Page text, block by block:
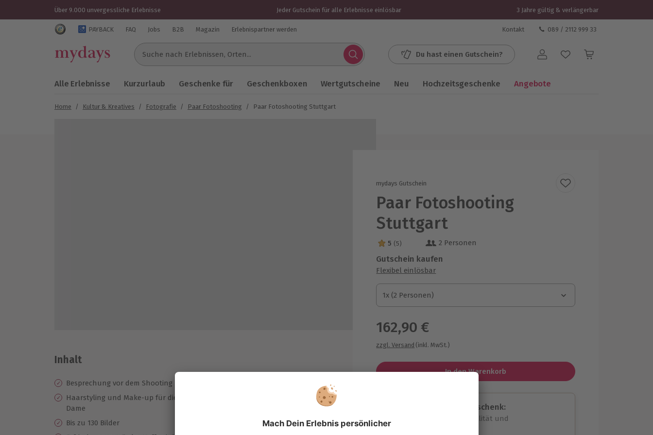
Über 9.000 unvergessliche Erlebnisse Jeder Gutschein für alle Erlebnisse einlösbar 3 Jahre gültig & verlängerbar
Trustedshops Bewertungen für mydays.de
PAYBACK FAQ Jobs B2B Magazin Erlebnispartner werden Kontakt 089 / 2112 999 33
Suche nach Erlebnissen...
Du hast einen Gutschein? Benutzerkonto
Alle Erlebnisse Kurzurlaub Geschenke für Geschenkboxen Wertgutscheine Neu Hochzeitsgeschenke Angebote
Home / Kultur & Kreatives / Fotografie / Paar Fotoshooting / Paar Fotoshooting Stuttgart
mydays Gutschein
Paar Fotoshooting
Stuttgart
5 Sterne von 5 aus 5 Bewertungen
5 (5) 2 Personen
Gutschein kaufen
Flexibel einlösbar
1x (2 Personen)
1x (2 Personen)
1x (2 Personen)
162,90 €
zzgl. Versand (inkl. MwSt.)
In den Warenkorb
Immer das passende Geschenk:
Große Auswahl, volle Flexibilität und
maximale Sicherheit
Inhalt
Besprechung vor dem Shooting
Haarstyling und Make-up für die
Dame
Bis zu 130 Bilder
1 bearbeitetes Foto im Format 20 x 30
cm oder als Datei in Höchster